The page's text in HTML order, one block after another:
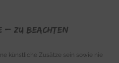
– ZU BEACHTEN
künstliche Zusätze sein sowie nie